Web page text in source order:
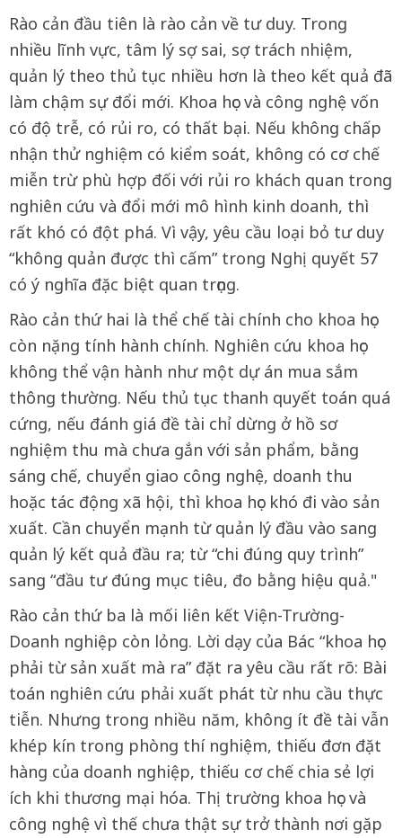
Rào cản đầu tiên là rào cản về tư duy. Trong
nhiều lĩnh vực, tâm lý sợ sai, sợ trách nhiệm,
quản lý theo thủ tục nhiều hơn là theo kết quả đã
làm chậm sự đổi mới. Khoa học và công nghệ vốn
có độ trễ, có rủi ro, có thất bại. Nếu không chấp
nhận thử nghiệm có kiểm soát, không có cơ chế
miễn trừ phù hợp đối với rủi ro khách quan trong
nghiên cứu và đổi mới mô hình kinh doanh, thì
rất khó có đột phá. Vì vậy, yêu cầu loại bỏ tư duy
“không quản được thì cấm” trong Nghị quyết 57
có ý nghĩa đặc biệt quan trọng.
Rào cản thứ hai là thể chế tài chính cho khoa học
còn nặng tính hành chính. Nghiên cứu khoa học
không thể vận hành như một dự án mua sắm
thông thường. Nếu thủ tục thanh quyết toán quá
cứng, nếu đánh giá đề tài chỉ dừng ở hồ sơ
nghiệm thu mà chưa gắn với sản phẩm, bằng
sáng chế, chuyển giao công nghệ, doanh thu
hoặc tác động xã hội, thì khoa học khó đi vào sản
xuất. Cần chuyển mạnh từ quản lý đầu vào sang
quản lý kết quả đầu ra; từ “chi đúng quy trình”
sang “đầu tư đúng mục tiêu, đo bằng hiệu quả."
Rào cản thứ ba là mối liên kết Viện-Trường-
Doanh nghiệp còn lỏng. Lời dạy của Bác “khoa học
phải từ sản xuất mà ra” đặt ra yêu cầu rất rõ: Bài
toán nghiên cứu phải xuất phát từ nhu cầu thực
tiễn. Nhưng trong nhiều năm, không ít đề tài vẫn
khép kín trong phòng thí nghiệm, thiếu đơn đặt
hàng của doanh nghiệp, thiếu cơ chế chia sẻ lợi
ích khi thương mại hóa. Thị trường khoa học và
công nghệ vì thế chưa thật sự trở thành nơi gặp